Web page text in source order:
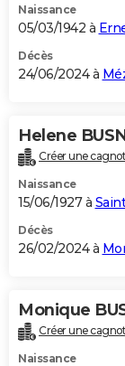
Naissance
05/03/1942 à
Décès
24/06/2024 à
Helene
Créer une
Naissance
15/06/1927 à
Décès
26/02/2024 à
Monique
Créer une
Naissance